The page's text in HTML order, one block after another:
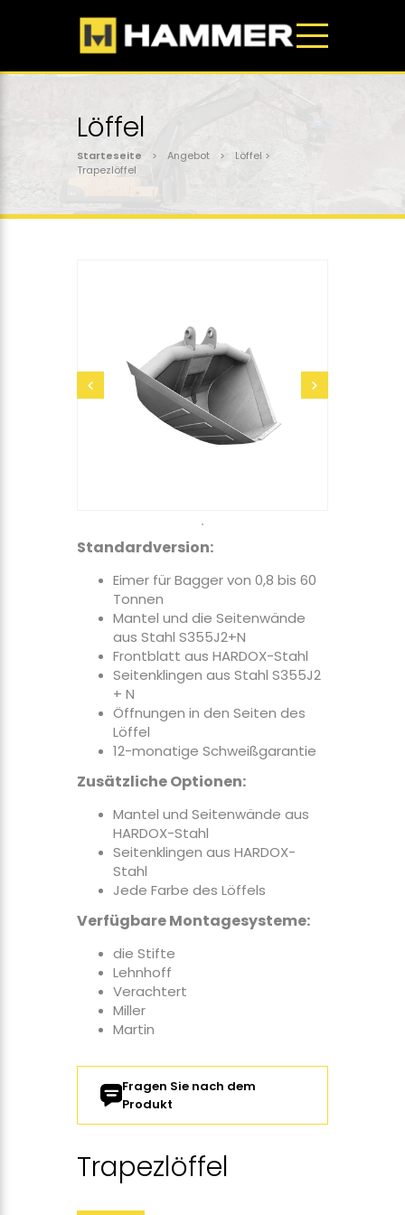
Löffel
Starteseite > Angebot > Löffel >
Trapezlöffel
Standardversion:
Eimer für Bagger von 0,8 bis 60
Tonnen
Mantel und die Seitenwände
aus Stahl S355J2+N
Frontblatt aus HARDOX-Stahl
Seitenklingen aus Stahl S355J2
+ N
Öffnungen in den Seiten des
Löffel
12-monatige Schweißgarantie
Zusätzliche Optionen:
Mantel und Seitenwände aus
HARDOX-Stahl
Seitenklingen aus HARDOX-
Stahl
Jede Farbe des Löffels
Verfügbare Montagesysteme:
die Stifte
Lehnhoff
Verachtert
Miller
Martin
Fragen Sie nach dem
Produkt
Trapezlöffel
senden